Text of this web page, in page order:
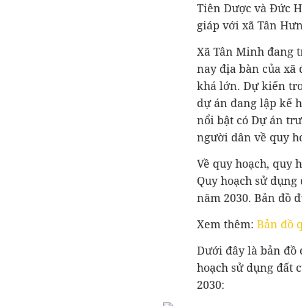
Tiên Dược và Đức
giáp với xã Tân
Xã Tân Minh đang
nay địa bàn của xã
khá lớn. Dự kiến
dự án đang lập kế
nổi bật có Dự án
người dân về quy
Về quy hoạch, quy
Quy hoạch sử
năm 2030. Bản đồ
Xem thêm: Bản đồ
Dưới đây là bản đồ
hoạch sử dụng đất
2030: